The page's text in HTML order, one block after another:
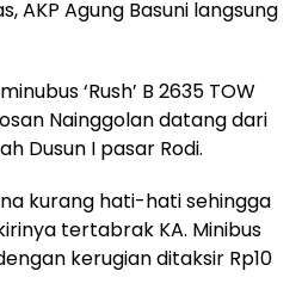
AKP Agung Basuni langsung
‘Rush’ B 2635 TOW
Nainggolan datang dari
Dusun I pasar Rodi.
kurang hati-hati sehingga
tertabrak KA. Minibus
kerugian ditaksir Rp10